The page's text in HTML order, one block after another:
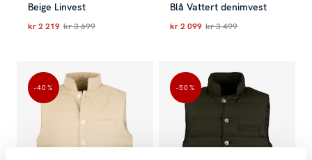
Beige Linvest
Nåværende pris Forrige pris: kr 3 699
kr 2 219 kr 3 699
Blå Vattert denimvest
Nåværende pris
kr 2 099 kr 3 499
-40 % -50 %